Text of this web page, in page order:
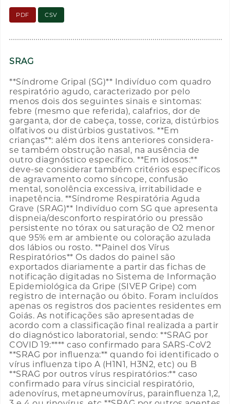
PDF CSV
SRAG
**Síndrome Gripal (SG)** Indivíduo com quadro
respiratório agudo, caracterizado por pelo
menos dois dos seguintes sinais e sintomas:
febre (mesmo que referida), calafrios, dor de
garganta, dor de cabeça, tosse, coriza, distúrbios
olfativos ou distúrbios gustativos. **Em
crianças**: além dos itens anteriores considera-
se também obstrução nasal, na ausência de
outro diagnóstico específico. **Em idosos:**
deve-se considerar também critérios específicos
de agravamento como síncope, confusão
mental, sonolência excessiva, irritabilidade e
inapetência. **Síndrome Respiratória Aguda
Grave (SRAG)** Indivíduo com SG que apresenta
dispneia/desconforto respiratório ou pressão
persistente no tórax ou saturação de O2 menor
que 95% em ar ambiente ou coloração azulada
dos lábios ou rosto. **Painel dos Vírus
Respiratórios** Os dados do painel são
exportados diariamente a partir das fichas de
notificação digitadas no Sistema de Informação
Epidemiológica da Gripe (SIVEP Gripe) com
registro de internação ou óbito. Foram incluídos
apenas os registros dos pacientes residentes em
Goiás. As notificações são apresentadas de
acordo com a classificação final realizada a partir
do diagnóstico laboratorial, sendo: **SRAG por
COVID 19:**** caso confirmado para SARS-CoV2
**SRAG por influenza:** quando foi identificado o
vírus influenza tipo A (H1N1, H3N2, etc) ou B
**SRAG por outros vírus respiratórios:** caso
confirmado para vírus sincicial respiratório,
adenovírus, metapneumovírus, parainfluenza 1,2,